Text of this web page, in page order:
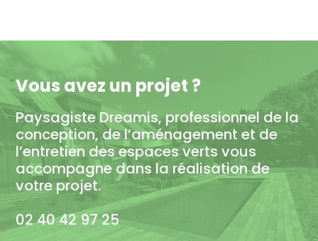
Vous avez un projet ?
Paysagiste Dreamis, professionnel de la
conception, de l’aménagement et de
l’entretien des espaces verts vous
accompagne dans la réalisation de
votre projet.
02 40 42 97 25